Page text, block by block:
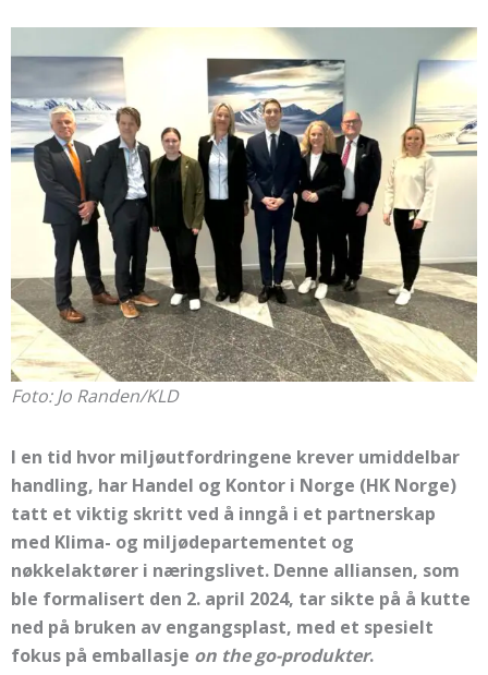
Foto: Jo Randen/KLD
I en tid hvor miljøutfordringene krever umiddelbar
handling, har Handel og Kontor i Norge (HK Norge)
tatt et viktig skritt ved å inngå i et partnerskap
med Klima- og miljødepartementet og
nøkkelaktører i næringslivet. Denne alliansen, som
ble formalisert den 2. april 2024, tar sikte på å kutte
ned på bruken av engangsplast, med et spesielt
fokus på emballasje on the go-produkter.